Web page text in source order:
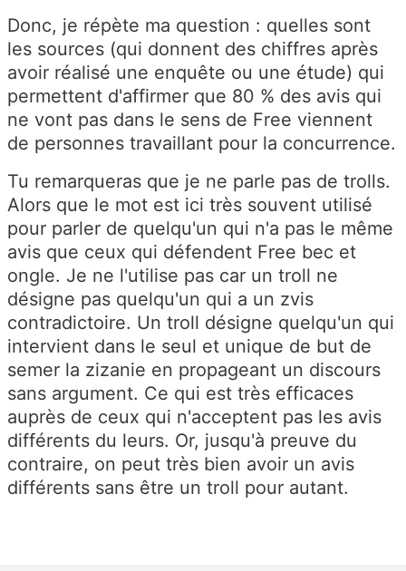
Donc, je répète ma question : quelles sont
les sources (qui donnent des chiffres après
avoir réalisé une enquête ou une étude) qui
permettent d'affirmer que 80 % des avis qui
ne vont pas dans le sens de Free viennent
de personnes travaillant pour la concurrence.
Tu remarqueras que je ne parle pas de trolls.
Alors que le mot est ici très souvent utilisé
pour parler de quelqu'un qui n'a pas le même
avis que ceux qui défendent Free bec et
ongle. Je ne l'utilise pas car un troll ne
désigne pas quelqu'un qui a un zvis
contradictoire. Un troll désigne quelqu'un qui
intervient dans le seul et unique de but de
semer la zizanie en propageant un discours
sans argument. Ce qui est très efficaces
auprès de ceux qui n'acceptent pas les avis
différents du leurs. Or, jusqu'à preuve du
contraire, on peut très bien avoir un avis
différents sans être un troll pour autant.